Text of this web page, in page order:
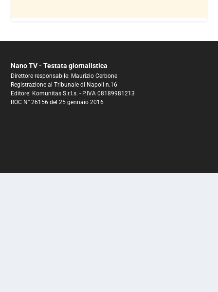
Nano TV - Testata giornalistica
Direttore responsabile: Maurizio Cerbone
Registrazione al Tribunale di Napoli n.16
Editore: Komunitas S.r.l.s. - P.IVA 08189981213
ROC N° 26156 del 25 gennaio 2016